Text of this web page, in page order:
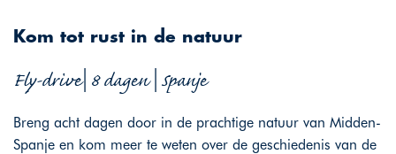
Kom tot rust in de natuur
Fly-drive| 8 dagen | Spanje
Breng acht dagen door in de prachtige natuur van Midden-
Spanje en kom meer te weten over de geschiedenis van de